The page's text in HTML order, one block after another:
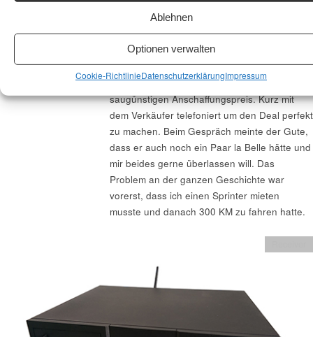
Ablehnen
Optionen verwalten
Cookie-RichtlinieDatenschutzerklärungImpressum
KLIPSCH LA
29. September 2016
Mackern
Vor einigen Jahren durchsuchte ich eBay
Kleinanzeige auf brauchbare Geräte. Auf der
7 oder 8ten Seite sprangen mich ein Paar
originale Klipsch Eckhörner an für einen
saugünstigen Anschaffungspreis. Kurz mit
dem Verkäufer telefoniert um den Deal perfekt
zu machen. Beim Gespräch meinte der Gute,
dass er auch noch ein Paar la Belle hätte und
mir beides gerne überlassen will. Das
Problem an der ganzen Geschichte war
vorerst, dass ich einen Sprinter mieten
musste und danach 300 KM zu fahren hatte.